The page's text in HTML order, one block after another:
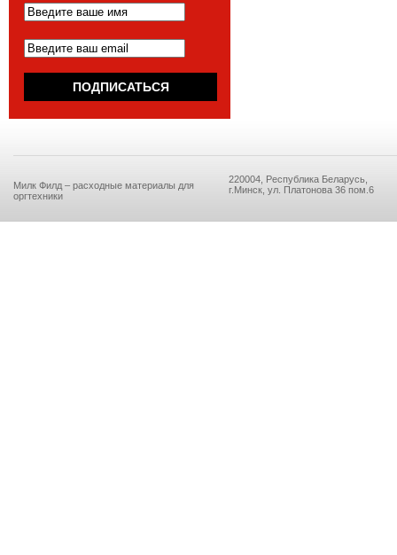
Милк Филд – расходные материалы для
оргтехники
220004, Республика Беларусь,
г.Минск, ул. Платонова 36 пом.6